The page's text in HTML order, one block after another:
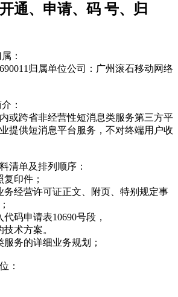
通、申请、码 号、归
：
归属单位公司：广州滚石移动网络
：
或跨省非经营性短消息类服务第三方平
提供短消息平台服务，不对终端用户收
清单及排列顺序：
印件；
务经营许可证正文、附页、特别规定事
码申请表10690号段，
术方案。
务的详细业务规划；
：